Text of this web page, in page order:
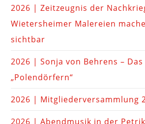
2026 | Zeitzeugnis der
Wietersheimer Malereien
sichtbar
2026 | Sonja von Behrens –
„Polendörfern“
2026 | Mitgliederversammlung
2026 | Abendmusik in der